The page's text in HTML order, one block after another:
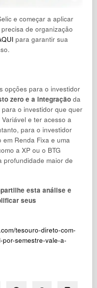
e começar a aplicar
de organização
para garantir sua
opções para o investidor
zero e a integração da
o investidor que quer
e ter acesso a
para o investidor
Renda Fixa e uma
a XP ou o BTG
profundidade maior de
esta análise e
seus
tesouro-direto-com-
semestre-vale-a-